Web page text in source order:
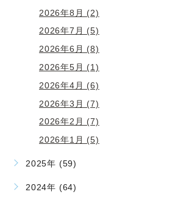
2026年8月 (2)
2026年7月 (5)
2026年6月 (8)
2026年5月 (1)
2026年4月 (6)
2026年3月 (7)
2026年2月 (7)
2026年1月 (5)
2025年 (59)
2024年 (64)